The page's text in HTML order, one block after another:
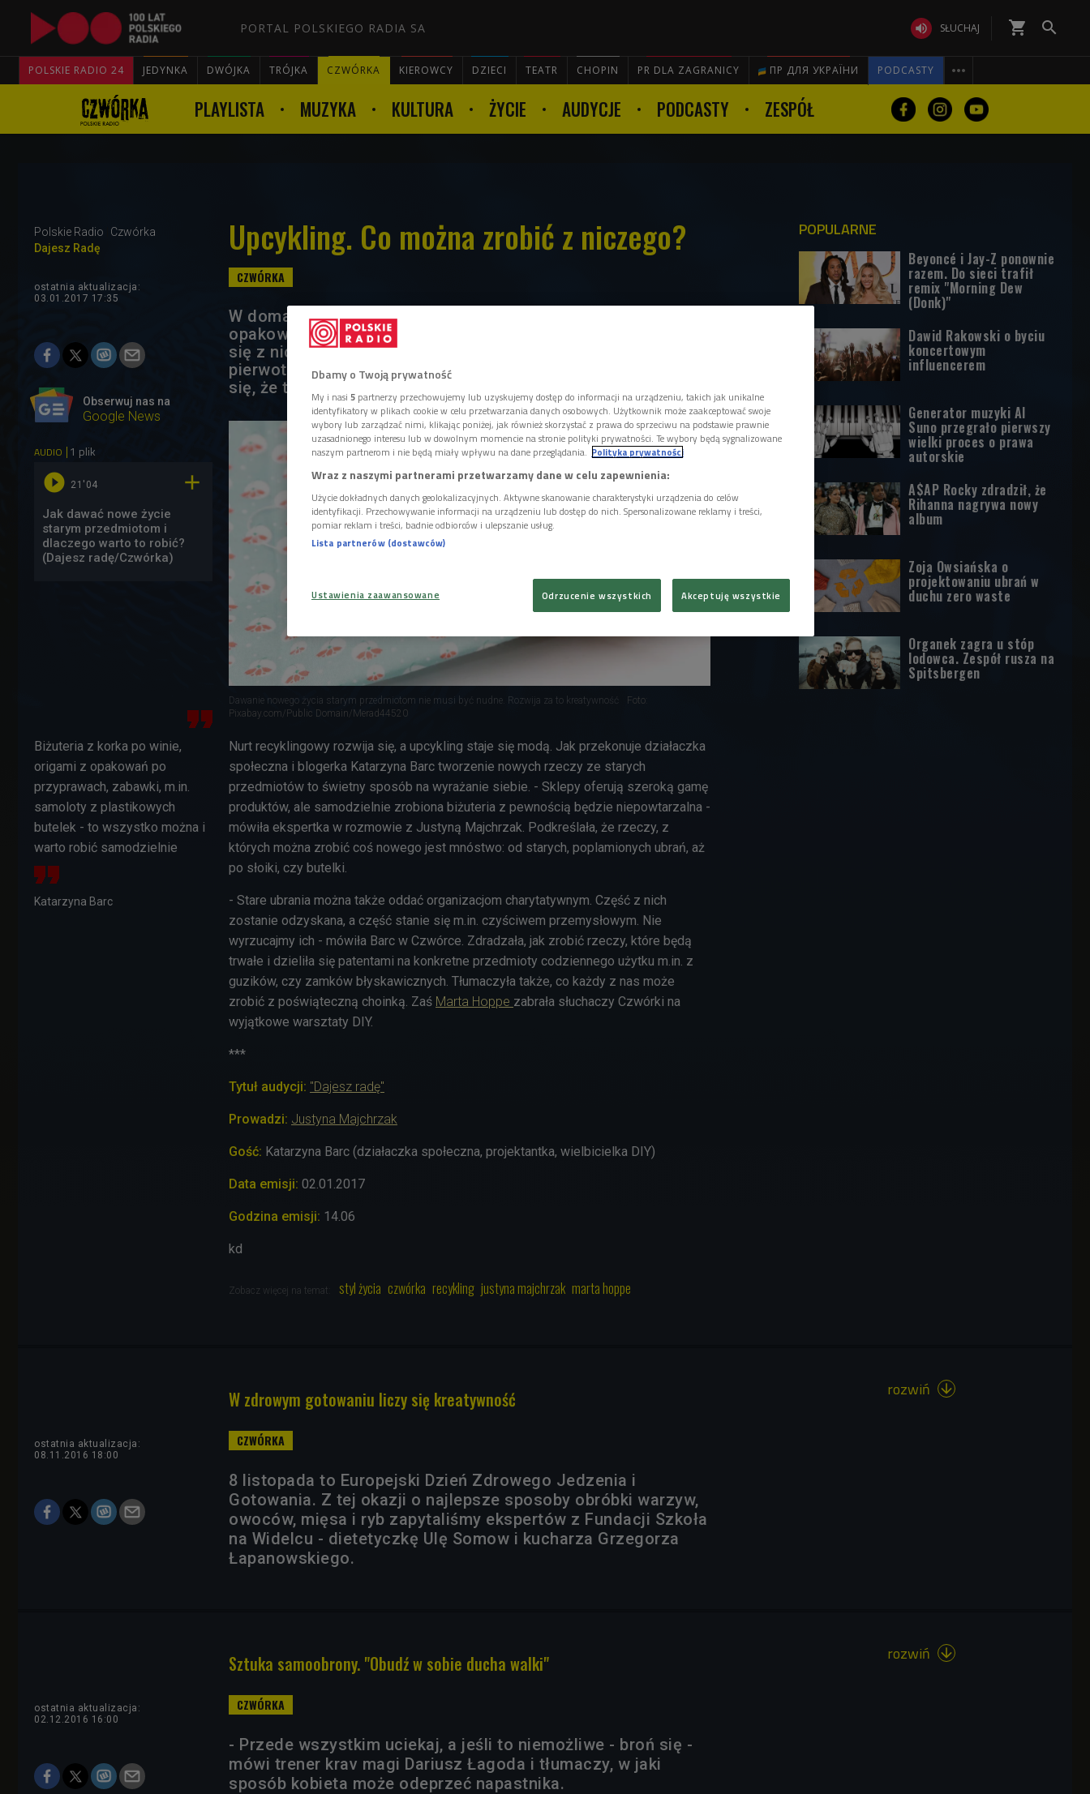
PORTAL POLSKIEGO RADIA SA  SŁUCHAJ shopping_cart 
POLSKIE RADIO 24 JEDYNKA DWÓJKA TRÓJKA CZWÓRKA KIEROWCY DZIECI TEATR CHOPIN PR DLA ZAGRANICY ПР ДЛЯ УКРАЇНИ PODCASTY 

PLAYLISTA MUZYKA KULTURA ŻYCIE AUDYCJE PODCASTY ZESPÓŁ
Polskie Radio
Czwórka
Dajesz Radę
Upcykling. Co można zrobić z niczego?
ostatnia aktualizacja:
03.01.2017 17:35
Obserwuj nas na
Google News
W domach mamy spore ilości papieru, wstążek, ozdób i
opakowań. Czy można je jeszcze jakoś wykorzystać i czy da
się z nich stworzyć rzeczy, które nie mają w ogóle związku z
pierwotnym przeznaczeniem danego przedmiotu? Okazuje
się, że tak i może być to bardzo twórcze i przyjemne zajęcie.
AUDIO 1 plik
 21'04 
Jak dawać nowe życie
starym przedmiotom i
dlaczego warto to robić?
(Dajesz radę/Czwórka)
Dawanie nowego życia starym przedmiotom nie musi być nudne. Rozwija za to kreatywność
Foto:
Pixabay.com/Public Domain/Merad44520
Katarzyna Barc
Biżuteria z korka po winie,
origami z opakowań po
przyprawach, zabawki, m.in.
samoloty z plastikowych
butelek - to wszystko można i
warto robić samodzielnie
Nurt recyklingowy rozwija się, a upcykling staje się modą. Jak przekonuje działaczka
społeczna i blogerka Katarzyna Barc tworzenie nowych rzeczy ze starych
przedmiotów to świetny sposób na wyrażanie siebie. - Sklepy oferują szeroką gamę
produktów, ale samodzielnie zrobiona biżuteria z pewnością będzie niepowtarzalna -
mówiła ekspertka w rozmowie z Justyną Majchrzak. Podkreślała, że rzeczy, z
których można zrobić coś nowego jest mnóstwo: od starych, poplamionych ubrań, aż
po słoiki, czy butelki.
- Stare ubrania można także oddać organizacjom charytatywnym. Część z nich
zostanie odzyskana, a część stanie się m.in. czyściwem przemysłowym. Nie
wyrzucajmy ich - mówiła Barc w Czwórce. Zdradzała, jak zrobić rzeczy, które będą
trwałe i dzieliła się patentami na konkretne przedmioty codziennego użytku m.in. z
guzików, czy zamków błyskawicznych. Tłumaczyła także, co każdy z nas może
zrobić z poświąteczną choinką. Zaś Marta Hoppe zabrała słuchaczy Czwórki na
wyjątkowe warsztaty DIY.
***
Tytuł audycji: "Dajesz radę"
Prowadzi: Justyna Majchrzak
Gość: Katarzyna Barc (działaczka społeczna, projektantka, wielbicielka DIY)
Data emisji: 02.01.2017
Godzina emisji: 14.06
kd
Zobacz więcej na temat: styl życia czwórka recykling justyna majchrzak marta hoppe
POPULARNE
Beyoncé i Jay-Z ponownie
razem. Do sieci trafił
remix "Morning Dew
(Donk)"
Dawid Rakowski o byciu
koncertowym
influencerem
Generator muzyki AI
Suno przegrało pierwszy
wielki proces o prawa
autorskie
A$AP Rocky zdradził, że
Rihanna nagrywa nowy
album
Zoja Owsiańska o
projektowaniu ubrań w
duchu zero waste
Organek zagra u stóp
lodowca. Zespół rusza na
Spitsbergen
W zdrowym gotowaniu liczy się kreatywność
ostatnia aktualizacja:
08.11.2016 18:00
8 listopada to Europejski Dzień Zdrowego Jedzenia i
Gotowania. Z tej okazji o najlepsze sposoby obróbki warzyw,
owoców, mięsa i ryb zapytaliśmy ekspertów z Fundacji Szkoła
na Widelcu - dietetyczkę Ulę Somow i kucharza Grzegorza
Łapanowskiego.
rozwiń 
Sztuka samoobrony. "Obudź w sobie ducha walki"
ostatnia aktualizacja:
02.12.2016 16:00
- Przede wszystkim uciekaj, a jeśli to niemożliwe - broń się -
mówi trener krav magi Dariusz Łagoda i tłumaczy, w jaki
sposób kobieta może odeprzeć napastnika.
rozwiń 
Dbamy o Twoją prywatność
My i nasi 5 partnerzy przechowujemy lub uzyskujemy dostęp do informacji na urządzeniu, takich jak unikalne
identyfikatory w plikach cookie w celu przetwarzania danych osobowych. Użytkownik może zaakceptować swoje
wybory lub zarządzać nimi, klikając poniżej, jak również skorzystać z prawa do sprzeciwu na podstawie prawnie
uzasadnionego interesu lub w dowolnym momencie na stronie polityki prywatności. Te wybory będą sygnalizowane
naszym partnerom i nie będą miały wpływu na dane przeglądania. Polityka prywatności
Wraz z naszymi partnerami przetwarzamy dane w celu zapewnienia:
Użycie dokładnych danych geolokalizacyjnych. Aktywne skanowanie charakterystyki urządzenia do celów
identyfikacji. Przechowywanie informacji na urządzeniu lub dostęp do nich. Spersonalizowane reklamy i treści,
pomiar reklam i treści, badnie odbiorców i ulepszanie usług.
Lista partnerów (dostawców)
Ustawienia zaawansowane Odrzucenie wszystkich Akceptuję wszystkie